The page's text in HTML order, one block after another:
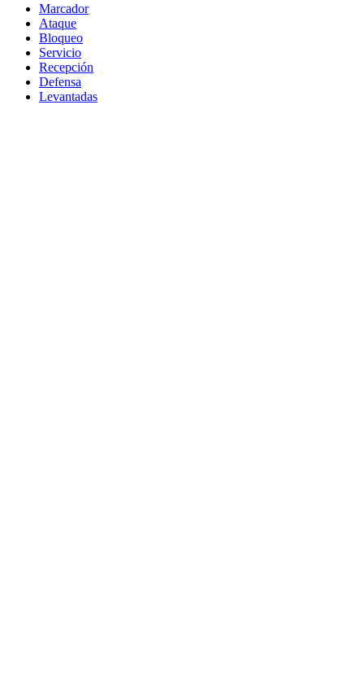
Marcador
Ataque
Bloqueo
Servicio
Recepción
Defensa
Levantadas